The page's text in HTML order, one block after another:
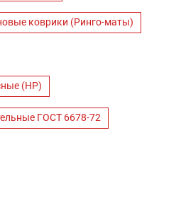
коврики (Ринго-маты)
(НР)
ГОСТ 6678-72